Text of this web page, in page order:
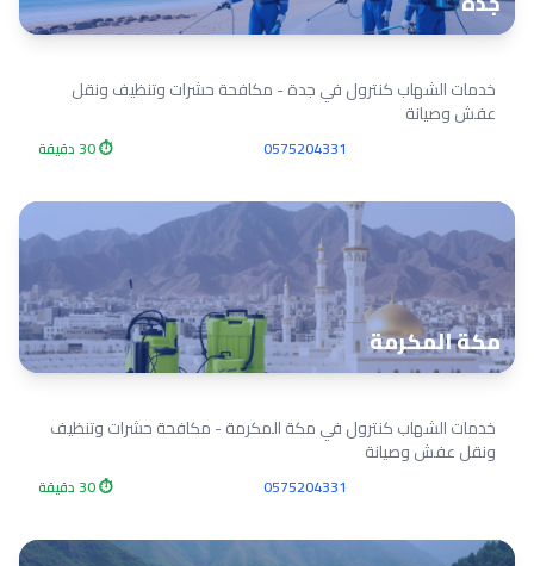
خدمات الشهاب كنترول في جدة - مكافحة حشرات وتنظيف ونقل
عفش وصيانة
0575204331 ⏱ 30 دقيقة
مكة المكرمة
خدمات الشهاب كنترول في مكة المكرمة - مكافحة حشرات وتنظيف
ونقل عفش وصيانة
0575204331 ⏱ 30 دقيقة